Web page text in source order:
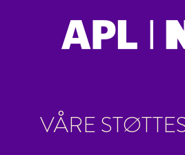
VÅRE